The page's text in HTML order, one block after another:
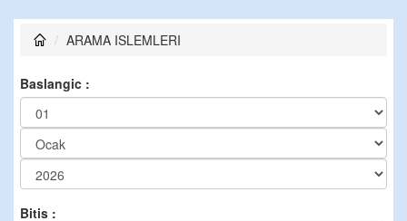
ARAMA ISLEMLERI
Baslangic :
Bitis :